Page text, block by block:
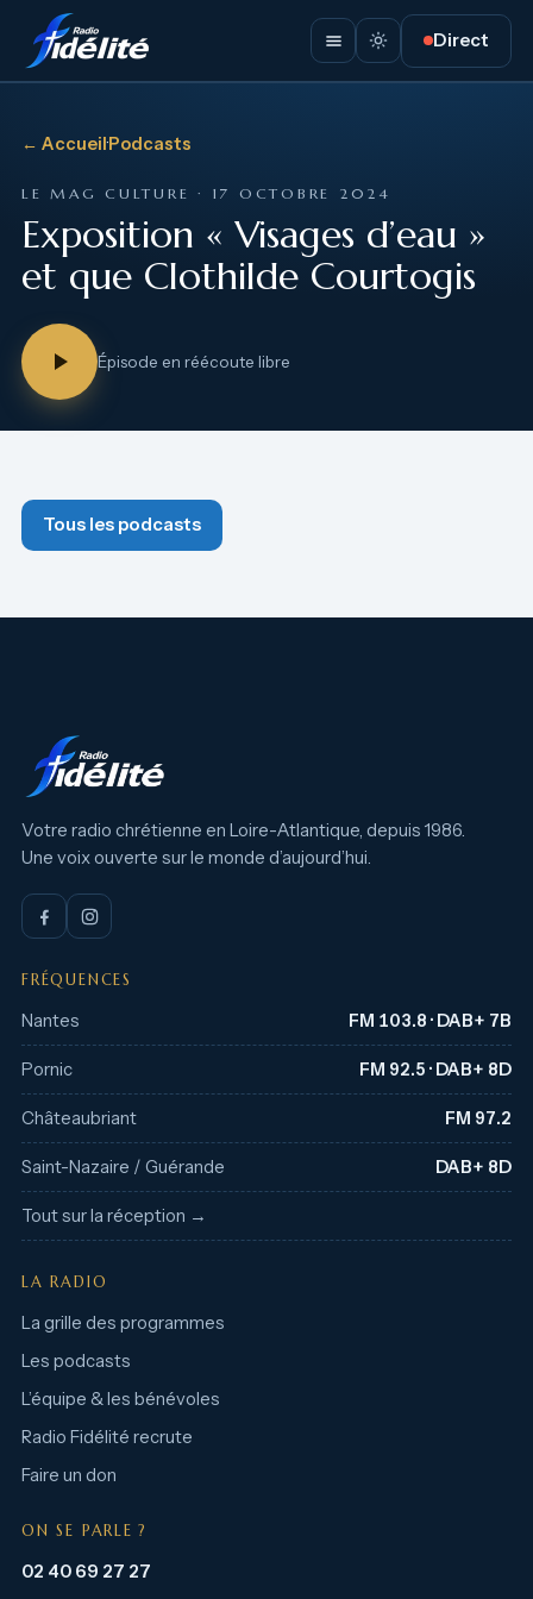
Direct
← Accueil·Podcasts
LE MAG CULTURE · 17 OCTOBRE 2024
Exposition « Visages d’eau »
et que Clothilde Courtogis
Épisode en réécoute libre
Tous les podcasts
Votre radio chrétienne en Loire-Atlantique, depuis 1986.
Une voix ouverte sur le monde d’aujourd’hui.
FRÉQUENCES
Nantes FM 103.8 · DAB+ 7B
Pornic FM 92.5 · DAB+ 8D
Châteaubriant FM 97.2
Saint-Nazaire / Guérande DAB+ 8D
Tout sur la réception →
LA RADIO
La grille des programmes
Les podcasts
L’équipe & les bénévoles
Radio Fidélité recrute
Faire un don
ON SE PARLE ?
02 40 69 27 27